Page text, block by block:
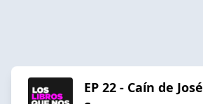
EP 22 - Caín de José